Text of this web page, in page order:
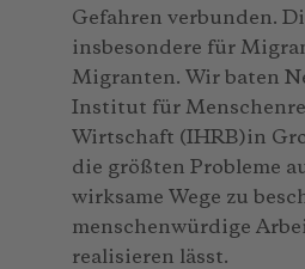
Gefahren verbunden.
insbesondere für
Migranten. Wir baten
Institut für
Wirtschaft (IHRB)in
die größten Probleme
wirksame Wege zu
menschenwürdige
realisieren lässt.